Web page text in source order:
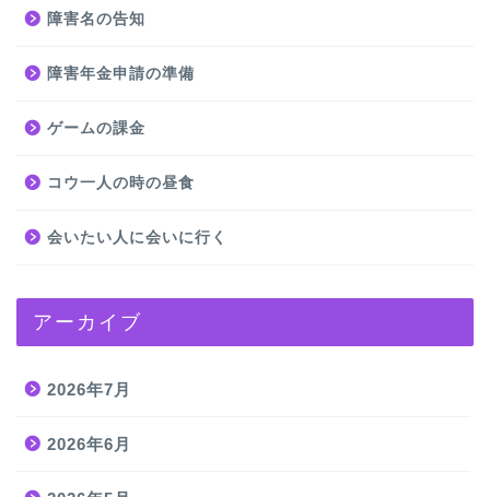
障害名の告知
障害年金申請の準備
ゲームの課金
コウ一人の時の昼食
会いたい人に会いに行く
アーカイブ
2026年7月
2026年6月